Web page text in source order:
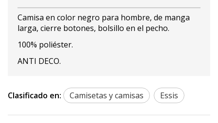
Camisa en color negro para hombre, de manga
larga, cierre botones, bolsillo en el pecho.
100% poliéster.
ANTI DECO.
Clasificado en: Camisetas y camisas Essis